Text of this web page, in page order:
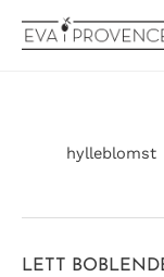
rett
hylleblomst
LETT